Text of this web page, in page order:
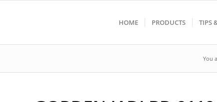
HOME PRODUCTS TIPS
You